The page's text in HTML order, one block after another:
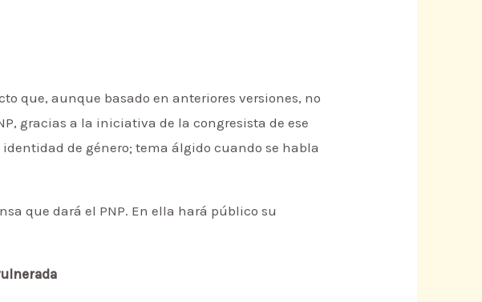
que, aunque basado en anteriores versiones, no
gracias a la iniciativa de la congresista de ese
de género; tema álgido cuando se habla
que dará el PNP. En ella hará público su